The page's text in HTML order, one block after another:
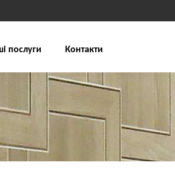
послуги Контакти